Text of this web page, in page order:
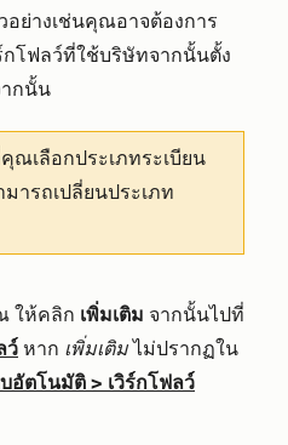
ย่างเช่นคุณอาจต้องการ
กโฟลว์ที่ใช้บริษัทจากนั้นตั้ง
ากนั้น
ณเลือกประเภทระเบียน
มารถเปลี่ยนประเภท
ให้คลิก เพิ่มเติม จากนั้นไปที่
ว์ หาก เพิ่มเติมไม่ปรากฏใน
อัตโนมัติ > เวิร์กโฟลว์